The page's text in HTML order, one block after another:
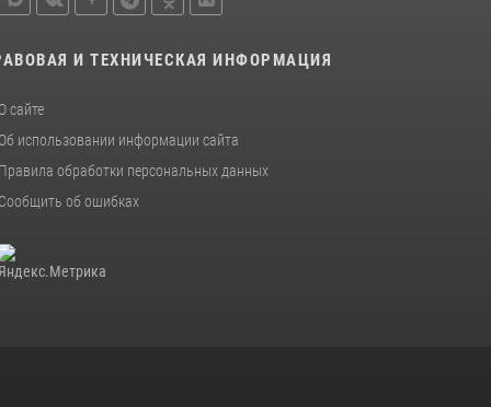
И ТЕХНИЧЕСКАЯ ИНФОРМАЦИЯ
О сайте
Об использовании информации сайта
Правила обработки персональных данных
Сообщить об ошибках